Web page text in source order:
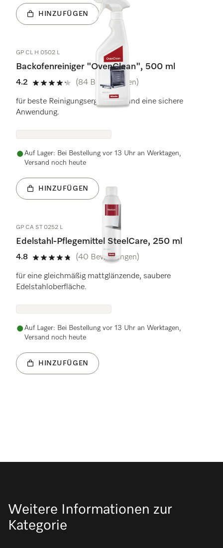
HINZUFÜGEN
GP CL H 0502 L
Backofenreiniger "OvenClean", 500 ml
4.2
4.2 Sterne von 5
(84 Bewertungen)
für beste Reinigungsergebnisse und eine sichere
Anwendung.
Auf Lager: Bei Bestellung vor 13 Uhr an Werktagen,
Versand noch heute
HINZUFÜGEN
GP CA ST 0252 L
Edelstahl-Pflegemittel SteelCare, 250 ml
4.8
4.8 Sterne von 5
(40 Bewertungen)
für eine gleichmäßig mattglänzende, saubere
Edelstahloberfläche.
Auf Lager: Bei Bestellung vor 13 Uhr an Werktagen,
Versand noch heute
HINZUFÜGEN
Weitere Informationen zur
Kategorie